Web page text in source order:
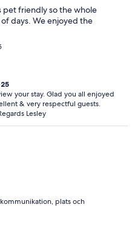
pet friendly so the whole
days. We enjoyed the
your stay. Glad you all enjoyed
& very respectful guests.
Lesley
plats och